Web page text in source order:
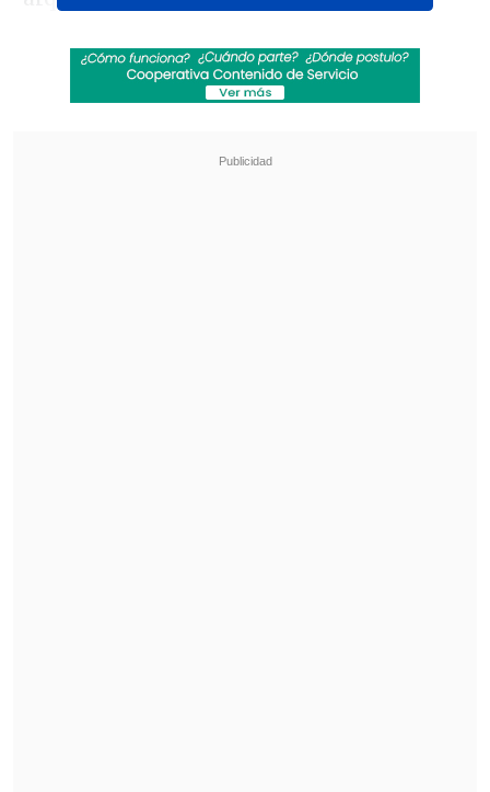
Revisa también
[VIDEO] Balón enviado fuera de la cancha